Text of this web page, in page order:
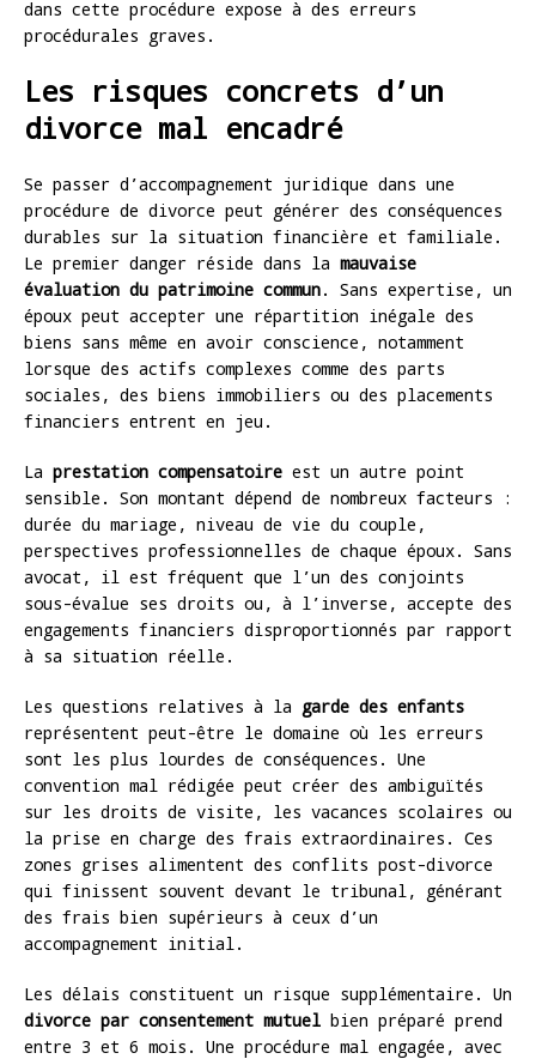
dans cette procédure expose à des erreurs
procédurales graves.
Les risques concrets d’un
divorce mal encadré
Se passer d’accompagnement juridique dans une
procédure de divorce peut générer des conséquences
durables sur la situation financière et familiale.
Le premier danger réside dans la mauvaise
évaluation du patrimoine commun. Sans expertise, un
époux peut accepter une répartition inégale des
biens sans même en avoir conscience, notamment
lorsque des actifs complexes comme des parts
sociales, des biens immobiliers ou des placements
financiers entrent en jeu.
La prestation compensatoire est un autre point
sensible. Son montant dépend de nombreux facteurs :
durée du mariage, niveau de vie du couple,
perspectives professionnelles de chaque époux. Sans
avocat, il est fréquent que l’un des conjoints
sous-évalue ses droits ou, à l’inverse, accepte des
engagements financiers disproportionnés par rapport
à sa situation réelle.
Les questions relatives à la garde des enfants
représentent peut-être le domaine où les erreurs
sont les plus lourdes de conséquences. Une
convention mal rédigée peut créer des ambiguïtés
sur les droits de visite, les vacances scolaires ou
la prise en charge des frais extraordinaires. Ces
zones grises alimentent des conflits post-divorce
qui finissent souvent devant le tribunal, générant
des frais bien supérieurs à ceux d’un
accompagnement initial.
Les délais constituent un risque supplémentaire. Un
divorce par consentement mutuel bien préparé prend
entre 3 et 6 mois. Une procédure mal engagée, avec